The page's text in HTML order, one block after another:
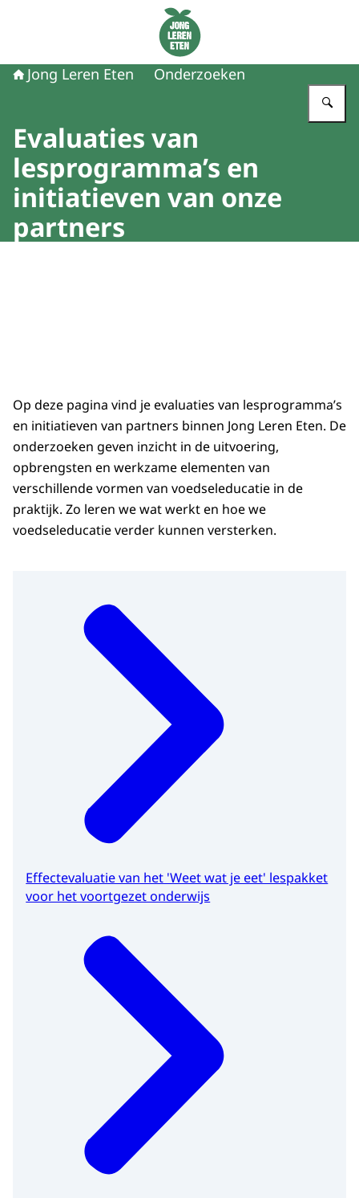
Naar de homepage van Jong Leren Eten
Jong Leren Eten Onderzoeken
Evaluaties van
lesprogramma’s en
initiatieven van onze
partners
Op deze pagina vind je evaluaties van lesprogramma’s
en initiatieven van partners binnen Jong Leren Eten. De
onderzoeken geven inzicht in de uitvoering,
opbrengsten en werkzame elementen van
verschillende vormen van voedseleducatie in de
praktijk. Zo leren we wat werkt en hoe we
voedseleducatie verder kunnen versterken.
Effectevaluatie van het 'Weet wat je eet' lespakket
voor het voortgezet onderwijs